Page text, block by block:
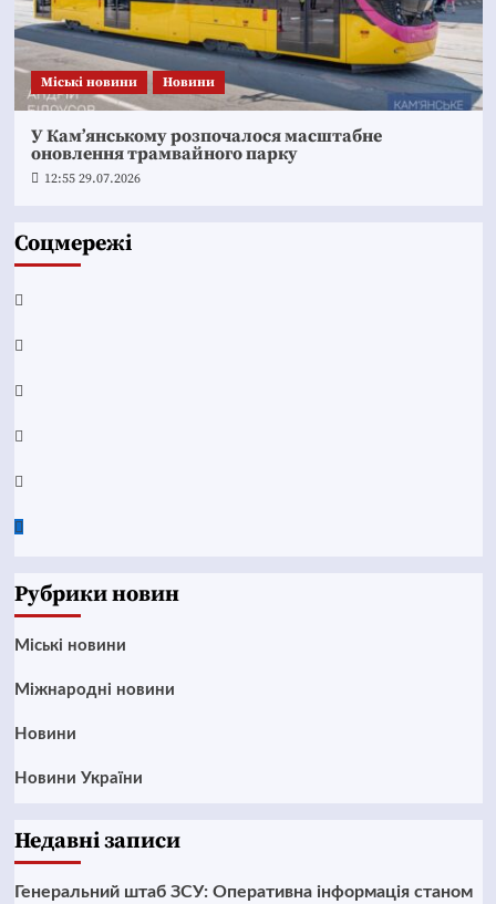
Mіські новини Новини
У Кам’янському розпочалося масштабне
оновлення трамвайного парку
12:55 29.07.2026
Соцмережі
Facebook
YouTube
Telegram
Instagram
Twitter
Google
Рубрики новин
Mіські новини
Міжнародні новини
Новини
Новини України
Недавні записи
Генеральний штаб ЗСУ: Оперативна інформація станом